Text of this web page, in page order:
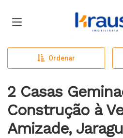
Página
Ordenar
2 Casas
Construção à
Amizade,